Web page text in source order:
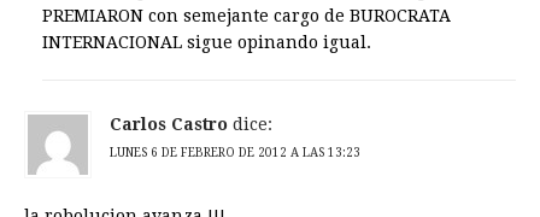
PREMIARON con semejante cargo de BUROCRATA
INTERNACIONAL sigue opinando igual.
Carlos Castro dice:
LUNES 6 DE FEBRERO DE 2012 A LAS 13:23